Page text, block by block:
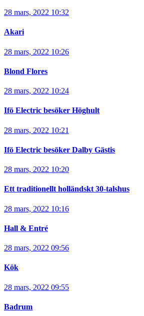
28 mars, 2022 10:32
Akari
28 mars, 2022 10:26
Blond Flores
28 mars, 2022 10:24
Ifö Electric besöker Höghult
28 mars, 2022 10:21
Ifö Electric besöker Dalby Gästis
28 mars, 2022 10:20
Ett traditionellt holländskt 30-talshus
28 mars, 2022 10:16
Hall & Entré
28 mars, 2022 09:56
Kök
28 mars, 2022 09:55
Badrum